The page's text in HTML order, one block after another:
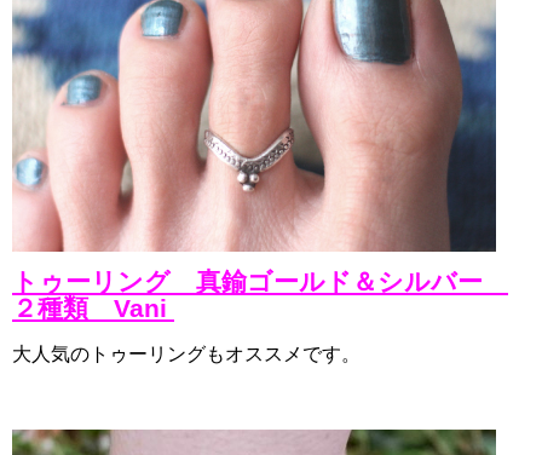
トゥーリング 真鍮ゴールド＆シルバー
２種類 Vani
大人気のトゥーリングもオススメです。